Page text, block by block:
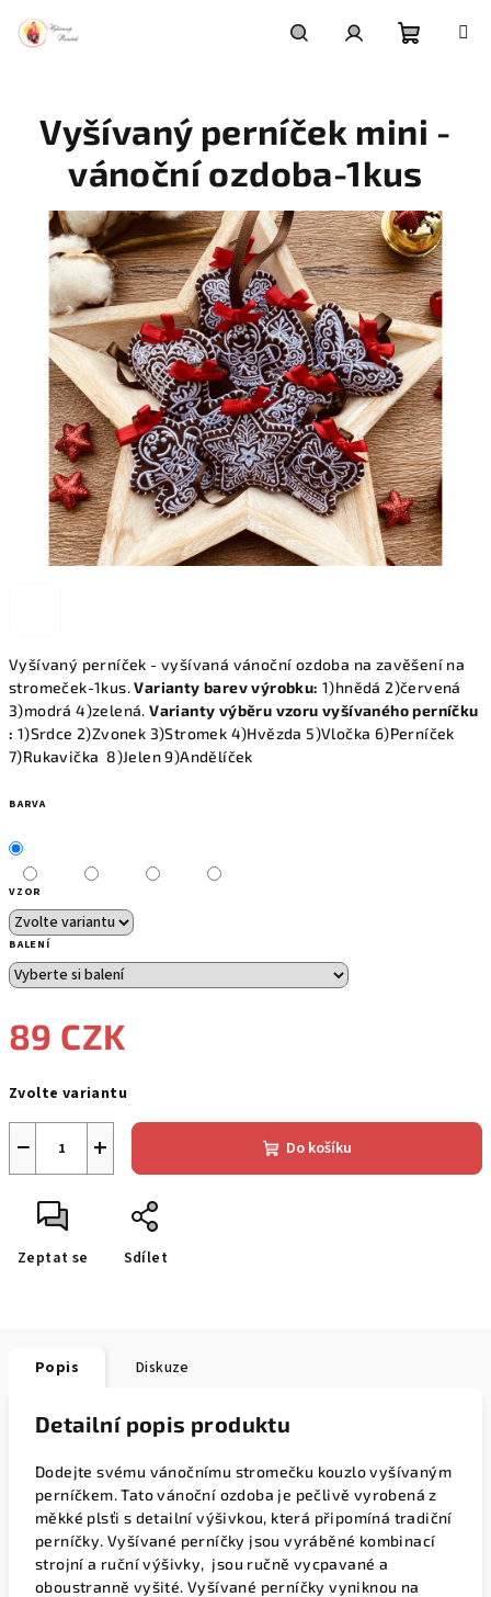
obsah
košík
Vyšívaný perníček - vyšívaná vánoční ozdoba na zavěšení na
stromeček-1kus.Varianty barev výrobku:1)hnědá 2)červená
3)modrá 4)zelená.Varianty výběru vzoru vyšívaného perníčku
: 1)Srdce 2)Zvonek 3)Stromek 4)Hvězda 5)Vločka 6)Perníček
7)Rukavička 8)Jelen 9)Andělíček
BARVA
VZOR
BALENÍ
89 CZK
cena:
Zvolte variantu
+
− Do košíku
Zeptat se Sdílet
Vyšívaný perníček mini -
vánoční ozdoba-1kus
Popis Diskuze
Detailní popis produktu
Dodejte svému vánočnímu stromečku kouzlo vyšívaným
perníčkem. Tato vánoční ozdoba je pečlivě vyrobená z
měkké plsťi s detailní výšivkou, která připomíná tradiční
perníčky. Vyšívané perníčky jsou vyráběné kombinací
strojní a ruční výšivky, jsou ručně vycpavané a
oboustranně vyšité. Vyšívané perníčky vyniknou na